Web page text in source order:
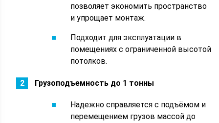
позволяет экономить пространство
и упрощает монтаж.
Подходит для эксплуатации в
помещениях с ограниченной высотой
потолков.
Грузоподъемность до 1 тонны
Надежно справляется с подъёмом и
перемещением грузов массой до